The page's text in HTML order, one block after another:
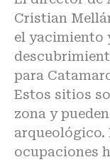
Cristian
el yacimiento
para
Estos sitios
zona y
arqueológico.
ocupaciones